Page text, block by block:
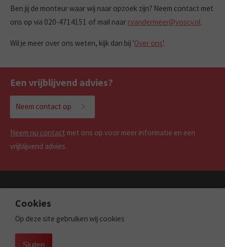
Ben jij de monteur waar wij naar opzoek zijn? Neem contact met
ons op via 020-4714151 of mail naar r.vandermeer@voscv.nl.
Wil je meer over ons weten, kijk dan bij 'Over ons'.
Een vrijblijvend advies?
Neem contact op
Neem nu contact met ons op voor meer informatie en een
vrijblijvend advies.
Cookies
Op deze site gebruiken wij cookies
Sluiten
Vos CV | Cruquiusweg 96K | 1019AJ | Amsterdam